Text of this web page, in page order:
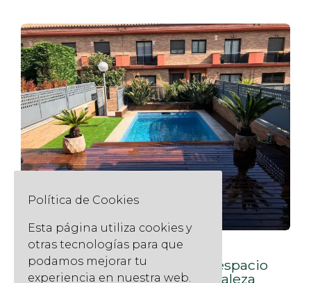
Construcción de jardines y
paisajismo: transforma tu espacio
exterior con diseño y naturaleza
Política de Cookies
Esta página utiliza cookies y
otras tecnologías para que
podamos mejorar tu
experiencia en nuestra web.